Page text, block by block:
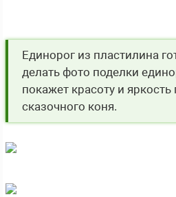
Единорог из пластилина
делать фото поделки
покажет красоту и
сказочного коня.